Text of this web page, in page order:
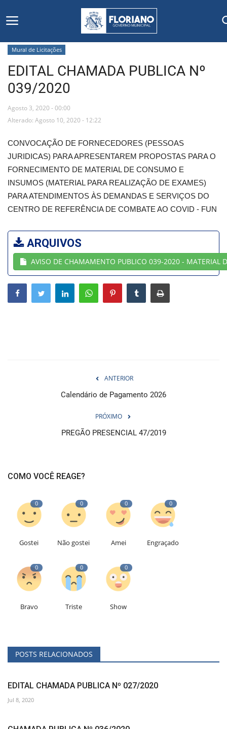
Início
Editais
Floriano
Secretarias e Órgãos
Mural de Licitações
Notícias
Webmail
Contato
Mural de Licitações
EDITAL CHAMADA PUBLICA Nº
039/2020
Agosto 3, 2020 - 00:00
Alterado: Agosto 10, 2020 - 12:22
CONVOCAÇÃO DE FORNECEDORES (PESSOAS
JURIDICAS) PARA APRESENTAREM PROPOSTAS PARA O
FORNECIMENTO DE MATERIAL DE CONSUMO E
INSUMOS (MATERIAL PARA REALIZAÇÃO DE EXAMES)
PARA ATENDIMENTOS ÀS DEMANDAS E SERVIÇOS DO
CENTRO DE REFERÊNCIA DE COMBATE AO COVID - FUN
ARQUIVOS
AVISO DE CHAMAMENTO PUBLICO 039-2020 - MATERIAL
ANTERIOR
Calendário de Pagamento 2026
PRÓXIMO
PREGÃO PRESENCIAL 47/2019
COMO VOCÊ REAGE?
0
Gostei
0
Não gostei
0
Amei
0
Engraçado
0
Bravo
0
Triste
0
Show
POSTS RELACIONADOS
EDITAL CHAMADA PUBLICA Nº 027/2020
Jul 8, 2020